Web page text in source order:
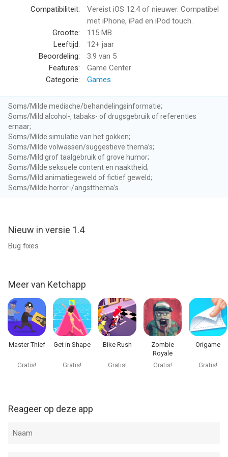
Compatibiliteit:
Vereist iOS 12.4 of nieuwer. Compatibel
met iPhone, iPad en iPod touch.
Grootte:
115 MB
Leeftijd:
12+ jaar
Beoordeling:
3.9 van 5
Features:
Game Center
Categorie:
Games
Soms/Milde medische/behandelingsinformatie;
Soms/Mild alcohol-, tabaks- of drugsgebruik of referenties
ernaar;
Soms/Milde simulatie van het gokken;
Soms/Milde volwassen/suggestieve thema’s;
Soms/Mild grof taalgebruik of grove humor;
Soms/Milde seksuele content en naaktheid;
Soms/Mild animatiegeweld of fictief geweld;
Soms/Milde horror-/angstthema’s.
Nieuw in versie 1.4
Bug fixes
Meer van Ketchapp
Master Thief
Gratis!
Get in Shape
Gratis!
Bike Rush
Gratis!
Zombie
Royale
Gratis!
Origame
Gratis!
Reageer op deze app